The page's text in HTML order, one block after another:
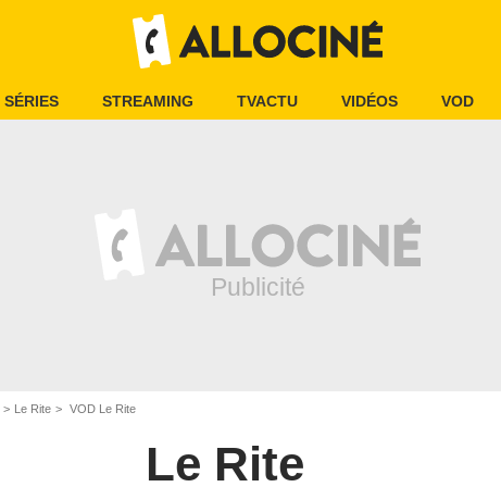
SÉRIES STREAMING TVACTU VIDÉOS VOD
Le Rite VOD Le Rite
Le Rite